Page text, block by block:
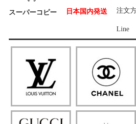
スーパーコピー 日本国内発送 注文
Line